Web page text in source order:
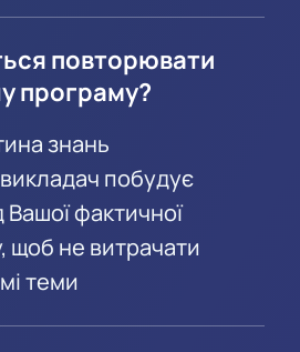
повторювати
програму?
знань
побудує
Вашої фактичної
щоб не витрачати
теми